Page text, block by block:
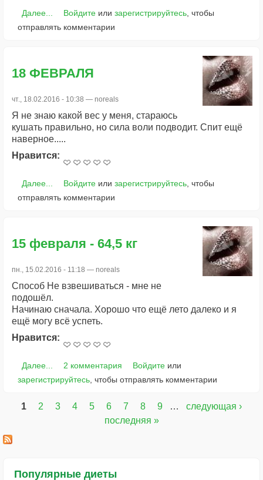
Далее... Войдитеили зарегистрируйтесь, чтобы
отправлять комментарии
18 ФЕВРАЛЯ
чт., 18.02.2016 - 10:38 — noreals
Я не знаю какой вес у меня, стараюсь
кушать правильно, но сила воли подводит. Спит ещё
наверное.....
Нравится:
Далее... Войдитеили зарегистрируйтесь, чтобы
отправлять комментарии
15 февраля - 64,5 кг
пн., 15.02.2016 - 11:18 — noreals
Способ Не взвешиваться - мне не
подошёл.
Начинаю сначала. Хорошо что ещё лето далеко и я
ещё могу всё успеть.
Нравится:
Далее... 2 комментария Войдитеили
зарегистрируйтесь , чтобы отправлять комментарии
1 2 3 4 5 6 7 8 9 …
следующая ›
последняя »
Популярные диеты